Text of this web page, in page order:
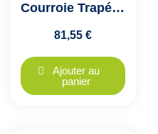
Courroie Trapézoïdale Jumelée 2A100 A2540 - Optibelt KB VB - 2 Brins
81,55 €
Ajouter au
panier